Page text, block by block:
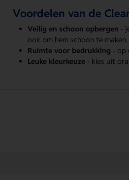
Voordelen van de
Veilig en schoon opbergen -
ook om hem schoon te maken.
Ruimte voor bedrukking - op
Leuke kleurkeuze - kies uit